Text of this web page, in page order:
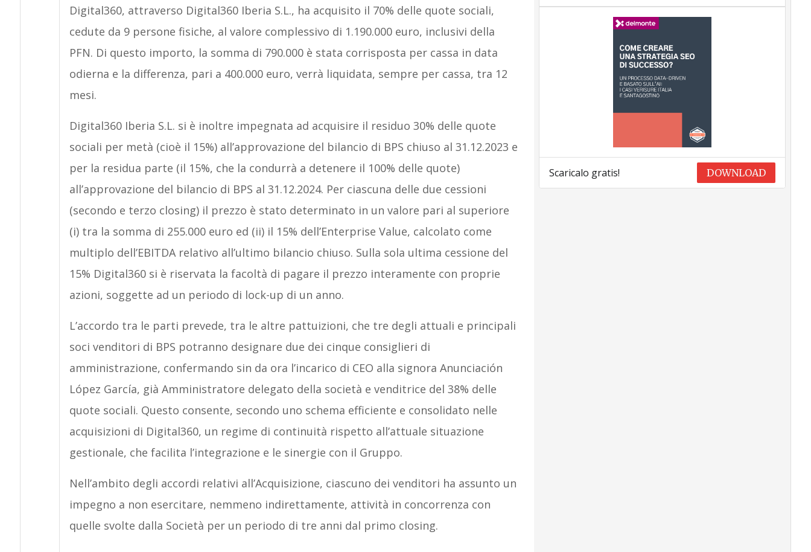
Digital360, attraverso Digital360 Iberia S.L., ha acquisito il 70% delle quote sociali,
cedute da 9 persone fisiche, al valore complessivo di 1.190.000 euro, inclusivi della
PFN. Di questo importo, la somma di 790.000 è stata corrisposta per cassa in data
odierna e la differenza, pari a 400.000 euro, verrà liquidata, sempre per cassa, tra 12
mesi.
Digital360 Iberia S.L. si è inoltre impegnata ad acquisire il residuo 30% delle quote
sociali per metà (cioè il 15%) all’approvazione del bilancio di BPS chiuso al 31.12.2023 e
per la residua parte (il 15%, che la condurrà a detenere il 100% delle quote)
all’approvazione del bilancio di BPS al 31.12.2024. Per ciascuna delle due cessioni
(secondo e terzo closing) il prezzo è stato determinato in un valore pari al superiore
(i) tra la somma di 255.000 euro ed (ii) il 15% dell’Enterprise Value, calcolato come
multiplo dell’EBITDA relativo all’ultimo bilancio chiuso. Sulla sola ultima cessione del
15% Digital360 si è riservata la facoltà di pagare il prezzo interamente con proprie
azioni, soggette ad un periodo di lock-up di un anno.
L’accordo tra le parti prevede, tra le altre pattuizioni, che tre degli attuali e principali
soci venditori di BPS potranno designare due dei cinque consiglieri di
amministrazione, confermando sin da ora l’incarico di CEO alla signora Anunciación
López García, già Amministratore delegato della società e venditrice del 38% delle
quote sociali. Questo consente, secondo uno schema efficiente e consolidato nelle
acquisizioni di Digital360, un regime di continuità rispetto all’attuale situazione
gestionale, che facilita l’integrazione e le sinergie con il Gruppo.
Nell’ambito degli accordi relativi all’Acquisizione, ciascuno dei venditori ha assunto un
impegno a non esercitare, nemmeno indirettamente, attività in concorrenza con
quelle svolte dalla Società per un periodo di tre anni dal primo closing.
Scaricalo gratis! DOWNLOAD